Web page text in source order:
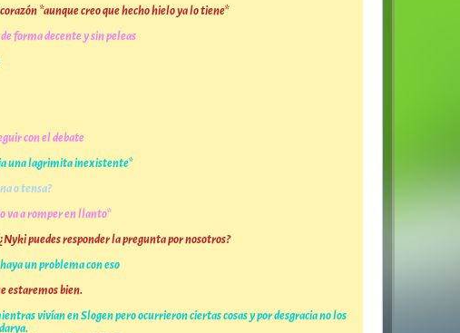
*aunque creo que hecho hielo ya lo tiene*
forma decente y sin peleas
con el debate
una lagrimita inexistente*
o tensa?
va a romper en llanto*
puedes responder la pregunta por nosotros?
un problema con eso
estaremos bien.
vivían en Slogen pero ocurrieron ciertas cosas y por desgracia no los